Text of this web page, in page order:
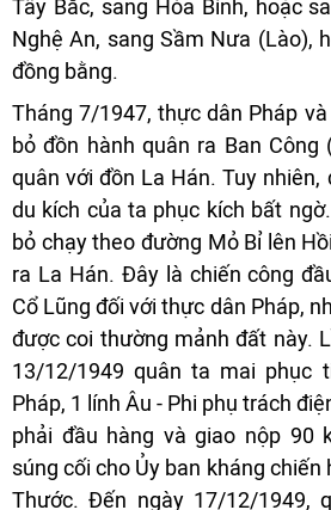
Tây Bắc, sang Hòa Bình, hoặc
Nghệ An, sang Sầm Nưa (Lào),
đồng bằng.
Tháng 7/1947, thực dân Pháp và
bỏ đồn hành quân ra Ban Công
quân với đồn La Hán. Tuy
du kích của ta phục kích bất
bỏ chạy theo đường Mỏ Bỉ lên
ra La Hán. Đây là chiến công
Cổ Lũng đối với thực dân Pháp,
được coi thường mảnh đất này.
13/12/1949 quân ta mai phục
Pháp, 1 lính Âu - Phi phụ trách
phải đầu hàng và giao nộp 90
súng cối cho Ủy ban kháng chiến
Thước. Đến ngày 17/12/1949,